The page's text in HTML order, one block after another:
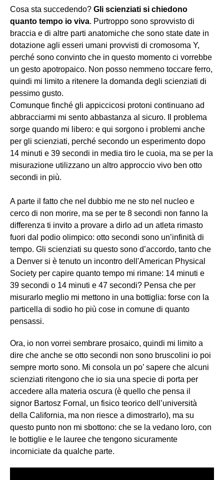
Cosa sta succedendo? Gli scienziati si chiedono
quanto tempo io viva. Purtroppo sono sprovvisto di
braccia e di altre parti anatomiche che sono state date in
dotazione agli esseri umani provvisti di cromosoma Y,
perché sono convinto che in questo momento ci vorrebbe
un gesto apotropaico. Non posso nemmeno toccare ferro,
quindi mi limito a ritenere la domanda degli scienziati di
pessimo gusto.
Comunque finché gli appiccicosi protoni continuano ad
abbracciarmi mi sento abbastanza al sicuro. Il problema
sorge quando mi libero: e qui sorgono i problemi anche
per gli scienziati, perché secondo un esperimento dopo
14 minuti e 39 secondi in media tiro le cuoia, ma se per la
misurazione utilizzano un altro approccio vivo ben otto
secondi in più.
A parte il fatto che nel dubbio me ne sto nel nucleo e
cerco di non morire, ma se per te 8 secondi non fanno la
differenza ti invito a provare a dirlo ad un atleta rimasto
fuori dal podio olimpico: otto secondi sono un’infinità di
tempo. Gli scienziati su questo sono d’accordo, tanto che
a Denver si è tenuto un incontro dell'American Physical
Society per capire quanto tempo mi rimane: 14 minuti e
39 secondi o 14 minuti e 47 secondi? Pensa che per
misurarlo meglio mi mettono in una bottiglia: forse con la
particella di sodio ho più cose in comune di quanto
pensassi.
Ora, io non vorrei sembrare prosaico, quindi mi limito a
dire che anche se otto secondi non sono bruscolini io poi
sempre morto sono. Mi consola un po’ sapere che alcuni
scienziati ritengono che io sia una specie di porta per
accedere alla materia oscura (è quello che pensa il
signor Bartosz Fornal, un fisico teorico dell’università
della California, ma non riesce a dimostrarlo), ma su
questo punto non mi sbottono: che se la vedano loro, con
le bottiglie e le lauree che tengono sicuramente
incorniciate da qualche parte.